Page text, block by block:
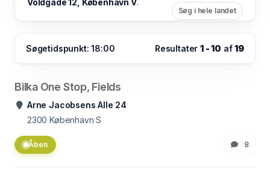
Voldgade 12, København V.
Søg i hele landet
Søgetidspunkt: 18:00 Resultater1 - 10 af19
Bilka One Stop, Fields
Arne Jacobsens Alle 24
2300 København S
Åben 8